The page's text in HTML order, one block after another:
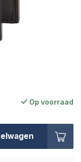
Op voorraad